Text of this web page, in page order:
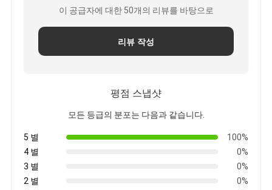
이 공급자에 대한 50개의 리뷰를 바탕으로
리뷰 작성
평점 스냅샷
모든 등급의 분포는 다음과 같습니다.
5 별
100%
4 별
0%
3 별
0%
2 별
0%